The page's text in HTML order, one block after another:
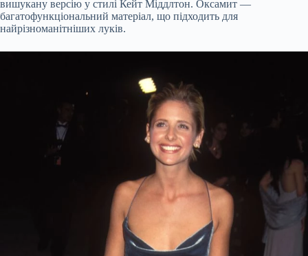
вишукану версію у стилі Кейт Міддлтон. Оксамит —
багатофункціональний матеріал, що підходить для
найрізноманітніших луків.